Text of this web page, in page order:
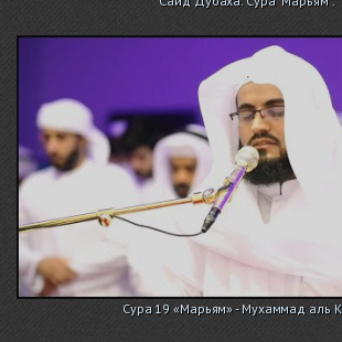
Сура 19 «Марьям» - Мухаммад аль